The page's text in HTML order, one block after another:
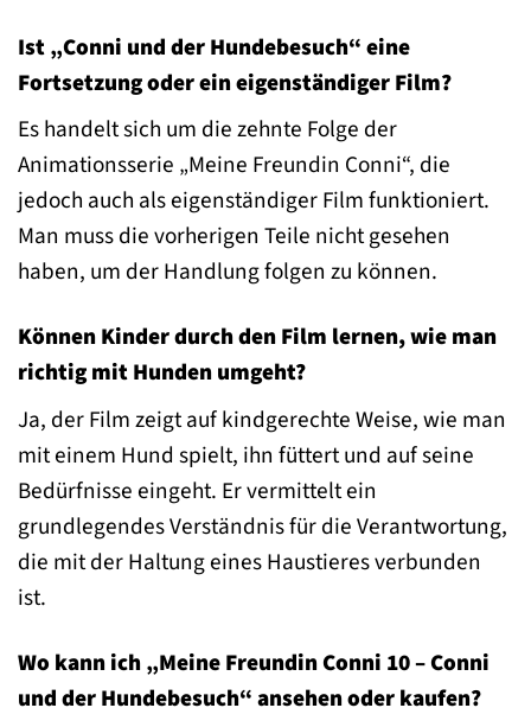
Ist „Conni und der Hundebesuch“ eine
Fortsetzung oder ein eigenständiger Film?
Es handelt sich um die zehnte Folge der
Animationsserie „Meine Freundin Conni“, die
jedoch auch als eigenständiger Film funktioniert.
Man muss die vorherigen Teile nicht gesehen
haben, um der Handlung folgen zu können.
Können Kinder durch den Film lernen, wie man
richtig mit Hunden umgeht?
Ja, der Film zeigt auf kindgerechte Weise, wie man
mit einem Hund spielt, ihn füttert und auf seine
Bedürfnisse eingeht. Er vermittelt ein
grundlegendes Verständnis für die Verantwortung,
die mit der Haltung eines Haustieres verbunden
ist.
Wo kann ich „Meine Freundin Conni 10 – Conni
und der Hundebesuch“ ansehen oder kaufen?